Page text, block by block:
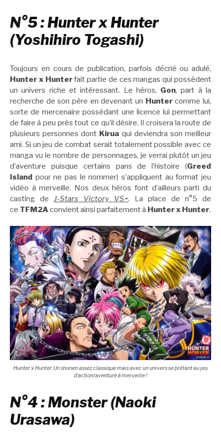
N°5 : Hunter x Hunter
(Yoshihiro Togashi)
Toujours en cours de publication, parfois décrié ou adulé,
Hunter x Hunterfait partie de ces mangas qui possèdent
un univers riche et intéressant. Le héros, Gon, part à la
recherche de son père en devenant un Huntercomme lui,
sorte de mercenaire possédant une licence lui permettant
de faire à peu près tout ce qu’il désire. Il croisera la route de
plusieurs personnes dont Kirua qui deviendra son meilleur
ami. Si un jeu de combat serait totalement possible avec ce
manga vu le nombre de personnages, je verrai plutôt un jeu
d’aventure puisque certains pans de l’histoire (Greed
Island pour ne pas le nommer) s’appliquent au format jeu
vidéo à merveille. Nos deux héros font d’ailleurs parti du
casting de J-Stars Victory VS+. La place de n°5 de
ce TFM2Aconvient ainsi parfaitement à Hunter x Hunter.
Hunter x Hunter. Un shonen assez classique mais avec un univers se prêtant au jeu
d’action/aventure à merveille !
N°4 : Monster (Naoki
Urasawa)